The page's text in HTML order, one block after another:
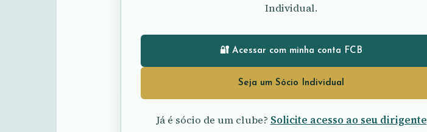
Individual.
🔐 Acessar com minha conta FCB
Seja um Sócio Individual
Já é sócio de um clube? Solicite acesso ao seu dirigente